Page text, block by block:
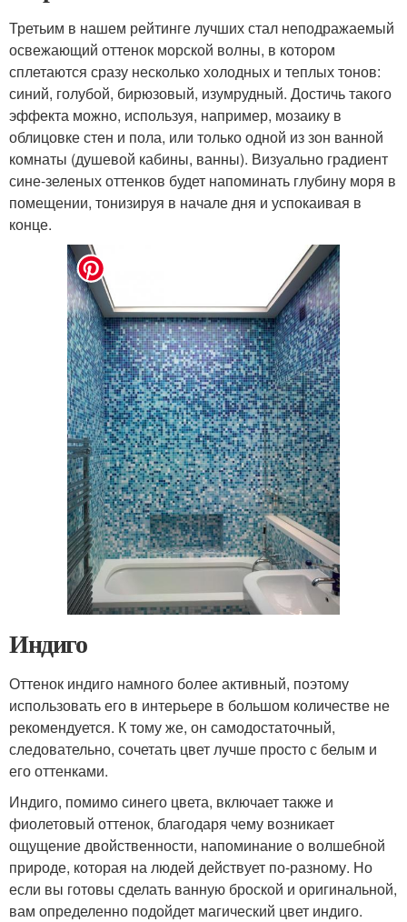
Третьим в нашем рейтинге лучших стал неподражаемый
освежающий оттенок морской волны, в котором
сплетаются сразу несколько холодных и теплых тонов:
синий, голубой, бирюзовый, изумрудный. Достичь такого
эффекта можно, используя, например, мозаику в
облицовке стен и пола, или только одной из зон ванной
комнаты (душевой кабины, ванны). Визуально градиент
сине-зеленых оттенков будет напоминать глубину моря в
помещении, тонизируя в начале дня и успокаивая в
конце.
Индиго
Оттенок индиго намного более активный, поэтому
использовать его в интерьере в большом количестве не
рекомендуется. К тому же, он самодостаточный,
следовательно, сочетать цвет лучше просто с белым и
его оттенками.
Индиго, помимо синего цвета, включает также и
фиолетовый оттенок, благодаря чему возникает
ощущение двойственности, напоминание о волшебной
природе, которая на людей действует по-разному. Но
если вы готовы сделать ванную броской и оригинальной,
вам определенно подойдет магический цвет индиго.